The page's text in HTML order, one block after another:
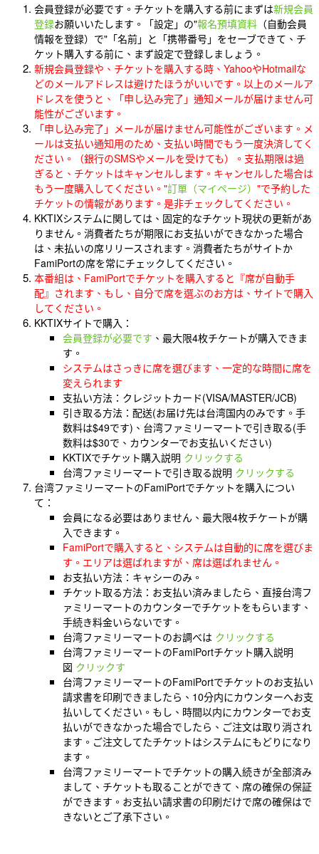
会員登録が必要です。チケットを購入する前にまずは新規会員
登録お願いいたします。「設定」の"報名預填資料 （自動会員
情報を登録）で"「名前」と「携帯番号」をセーブできて、チ
ケット購入する前に、まず設定で登録しましょう。
新規会員登録や、チケットを購入する時、YahooやHotmailな
どのメールアドレスは避けたほうがいいです。以上のメールア
ドレスを使うと、「申し込み完了」通知メールが届けません可
能性がございます。
「申し込み完了」メールが届けません可能性がございます。メ
ールは支払い通知用のため、支払い時間でもう一度決済してく
ださい。（銀行のSMSやメールを受けても）。支払期限は過
ぎると、チケットはキャンセルします。キャンセルした場合は
もう一度購入してください。"訂單 （マイページ） "で予約した
チケットの情報があります。是非チェックしてください。
KKTIXシステムに関しては、固定的なチケット現状の更新があ
りません。消費者たちが期限にお支払いができなかった場合
は、未払いの席リリースされます。消費者たちがサイトか
FamiPortの席を常にチェックしてください。
本番組は、FamiPortでチケットを購入すると『席が自動手
配』されます、もし、自分で席を選ぶのお方は、サイトで購入
してください。
KKTIXサイトで購入：
会員登録が必要です 、最大限4枚チケートが購入できま
す。
システムはさっきに席を選びます、一定的な時間に席を
変えられます
支払い方法：クレジットカード(VISA/MASTER/JCB)
引き取る方法：配送(お届け先は台湾国内のみです。手
数料は$49です)、台湾ファミリーマートで引き取る(手
数料は$30で、カウンターでお支払いください)
KKTIXでチケット購入説明 クリックする
台湾ファミリーマートで引き取る說明 クリックする
台湾ファミリーマートのFamiPortでチケットを購入につい
て：
会員になる必要はありません、最大限4枚チケートが購
入できます。
FamiPortで購入すると、システムは自動的に席を選びま
す。エリアは選ばれますが、席は選ばれません。
お支払い方法：キャシーのみ。
チケット取る方法：お支払い済みましたら、直接台湾フ
ァミリーマートのカウンターでチケットをもらいます、
手続き料金いらないです。
台湾ファミリーマートのお調べは クリックする
台湾ファミリーマートのFamiPortチケット購入説明
図 クリックす
台湾ファミリーマートのFamiPortでチケットのお支払い
請求書を印刷できましたら、10分内にカウンターへお支
払いしてください。もし、時間以内にカウンターでお支
払いができなかった場合でしたら、ご注文は取り消され
ます。ご注文してたチケットはシステムにもどりになり
ます。
台湾ファミリーマートでチケットの購入続きが全部済み
まして、チケットも取ることができて、席の確保の保証
ができます。お支払い請求書の印刷だけで席の確保はで
きないとご了承下さい。